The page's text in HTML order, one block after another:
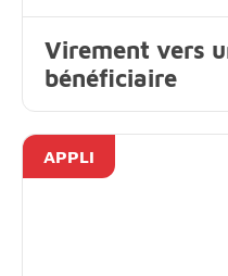
Virement vers
bénéficiaire
APPLI